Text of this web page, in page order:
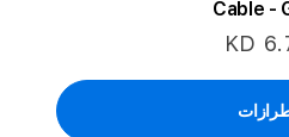
Cable -
KD